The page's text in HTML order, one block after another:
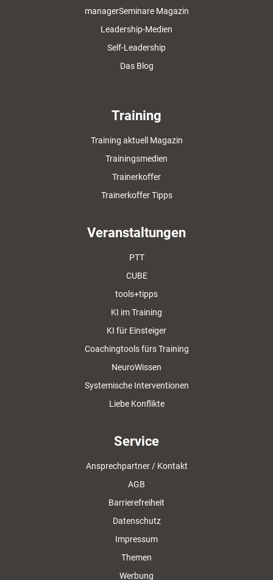
managerSeminare Magazin
Leadership-Medien
Self-Leadership
Das Blog
Training
Training aktuell Magazin
Trainingsmedien
Trainerkoffer
Trainerkoffer Tipps
Veranstaltungen
PTT
CUBE
tools+tipps
KI im Training
KI für Einsteiger
Coachingtools fürs Training
NeuroWissen
Systemische Interventionen
Liebe Konflikte
Service
Ansprechpartner / Kontakt
AGB
Barrierefreiheit
Datenschutz
Impressum
Themen
Werbung